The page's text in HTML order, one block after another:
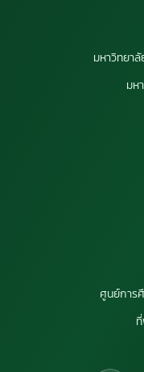
มหาวิทยา
มห
ศูนย์การ